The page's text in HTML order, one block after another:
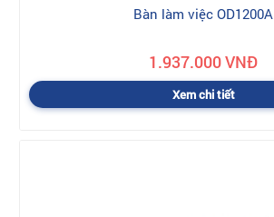
Bàn làm việc OD1200A
1.937.000 VNĐ
Xem chi tiết